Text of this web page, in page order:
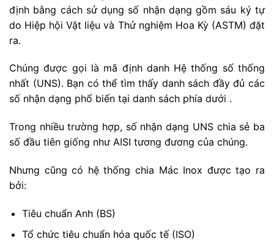
định bằng cách sử dụng số nhận dạng gồm sáu ký tự
do Hiệp hội Vật liệu và Thử nghiệm Hoa Kỳ (ASTM) đặt
ra.
Chúng được gọi là mã định danh Hệ thống số thống
nhất (UNS). Bạn có thể tìm thấy danh sách đầy đủ các
số nhận dạng phổ biến tại danh sách phía dưới .
Trong nhiều trường hợp, số nhận dạng UNS chia sẻ ba
số đầu tiên giống như AISI tương đương của chúng.
Nhưng cũng có hệ thống chia Mác Inox được tạo ra
bởi:
Tiêu chuẩn Anh (BS)
Tổ chức tiêu chuẩn hóa quốc tế (ISO)